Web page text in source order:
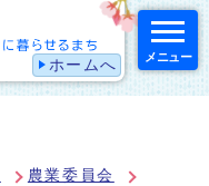
ホームへ メニュー
農業委員会